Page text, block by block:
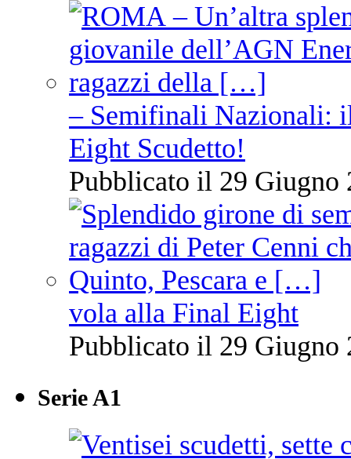
– Semifinali Nazionali:
Eight Scudetto!
Pubblicato il 29 Giugno
vola alla Final Eight
Pubblicato il 29 Giugno
Serie A1